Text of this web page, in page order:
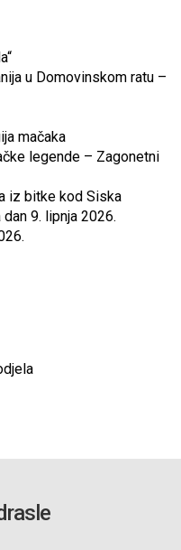
u Domovinskom ratu –
mačaka
legende – Zagonetni
iz bitke kod Siska
9. lipnja 2026.